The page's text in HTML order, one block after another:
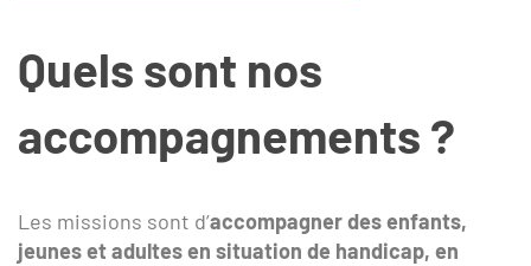
Quels sont nos
accompagnements ?
Les missions sont d’accompagner des enfants,
jeunes et adultes en situation de handicap, en